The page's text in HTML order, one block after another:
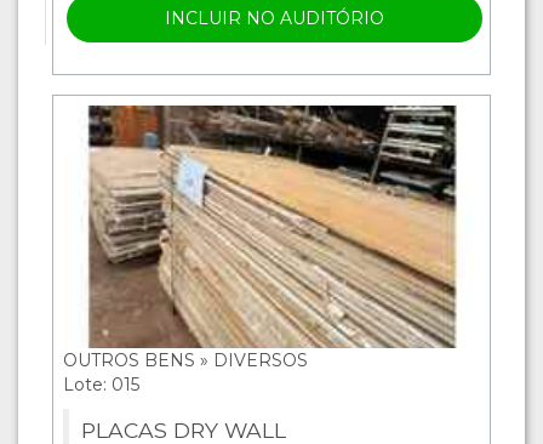
INCLUIR NO AUDITÓRIO
OUTROS BENS » DIVERSOS
Lote: 015
PLACAS DRY WALL